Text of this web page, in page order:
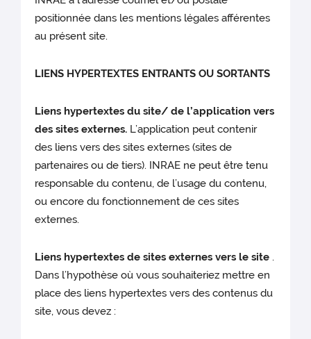
positionnée dans les mentions légales afférentes
au présent site.
LIENS HYPERTEXTES ENTRANTS OU SORTANTS
Liens hypertextes du site/ de l’application vers
des sites externes. L’application peut contenir
des liens vers des sites externes (sites de
partenaires ou de tiers). INRAE ne peut être tenu
responsable du contenu, de l’usage du contenu,
ou encore du fonctionnement de ces sites
externes.
Liens hypertextes de sites externes vers le site .
Dans l’hypothèse où vous souhaiteriez mettre en
place des liens hypertextes vers des contenus du
site, vous devez :